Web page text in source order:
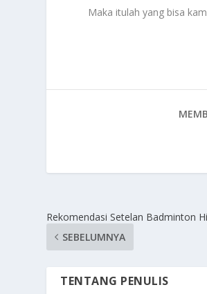
Maka itulah yang bisa
Rekomendasi Setelan Badminton
SEBELUMNYA
TENTANG PENULIS